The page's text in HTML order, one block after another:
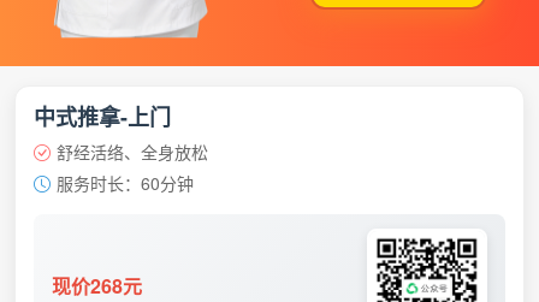
中式推拿-上门
舒经活络、全身放松
服务时长：60分钟
现价268元